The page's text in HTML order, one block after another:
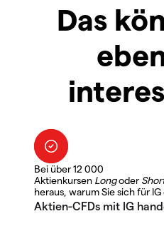
Das
Bei über 12 000
Aktienkursen Longoder
heraus, warum Sie sich für